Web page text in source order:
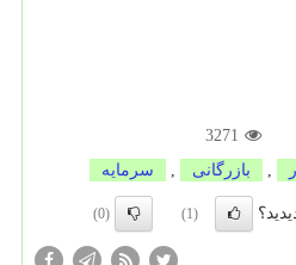
3271
بازرگانی سرمایه
(1)
(0)